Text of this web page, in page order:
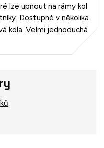
lze upnout na rámy kol
Dostupné v několika
kola. Velmi jednoduchá